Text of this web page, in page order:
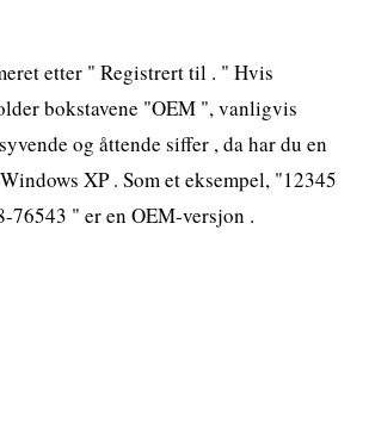
etter " Registrert til . " Hvis
bokstavene "OEM ", vanligvis
og åttende siffer , da har du en
XP . Som et eksempel, "12345
76543 " er en OEM-versjon .